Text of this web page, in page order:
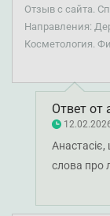
подробно:
поверхностно,
искренне
клинике за
помогает
плотный.
Отзыв с сайта.
Направления:
Косметология.
Ответ от
Анастасіє,
слова про
дуже
лікаря та